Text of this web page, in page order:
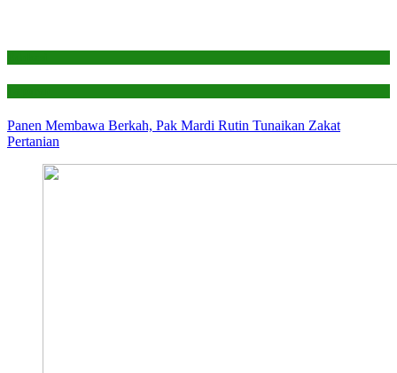
Panen Membawa Berkah, Pak Mardi Rutin Tunaikan Zakat
Pertanian